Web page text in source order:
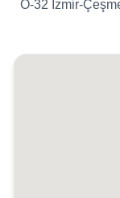
O-32 İzmir-